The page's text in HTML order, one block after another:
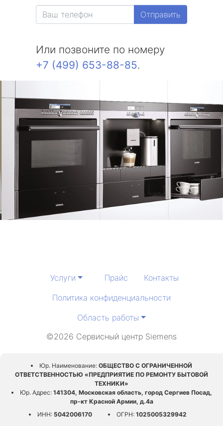
Отправить
Или позвоните по номеру
+7 (499) 653-88-85.
Услуги Прайс
Контакты
Политика конфиденциальности
Область работы
©2026 Сервисный центр Siemens
Юр. Наименование: ОБЩЕСТВО С ОГРАНИЧЕННОЙ
ОТВЕТСТВЕННОСТЬЮ «ПРЕДПРИЯТИЕ ПО РЕМОНТУ БЫТОВОЙ
ТЕХНИКИ»
Юр. Адрес:141304, Московская область, город Сергиев Посад,
пр-кт Красной Армии, д.4а
ИНН:5042006170 ОГРН:1025005329942